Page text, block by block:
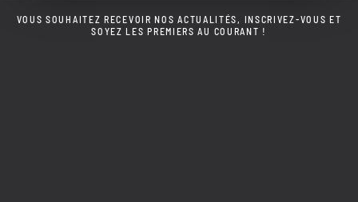
VOUS SOUHAITEZ RECEVOIR NOS ACTUALITÉS, INSCRIVEZ-VOUS ET
SOYEZ LES PREMIERS AU COURANT !